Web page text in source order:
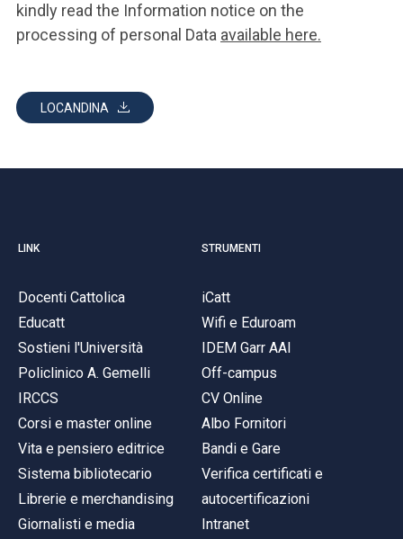
kindly read the Information notice on the
processing of personal Data available here.
LOCANDINA
LINK
Docenti Cattolica
Educatt
Sostieni l'Università
Policlinico A. Gemelli
IRCCS
Corsi e master online
Vita e pensiero editrice
Sistema bibliotecario
Librerie e merchandising
Giornalisti e media
STRUMENTI
iCatt
Wifi e Eduroam
IDEM Garr AAI
Off-campus
CV Online
Albo Fornitori
Bandi e Gare
Verifica certificati e
autocertificazioni
Intranet